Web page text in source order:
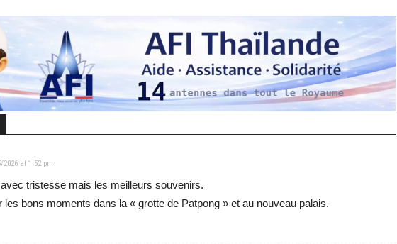
2026 at 1:52 pm
tristesse mais les meilleurs souvenirs.
les bons moments dans la « grotte de Patpong » et au nouveau palais.